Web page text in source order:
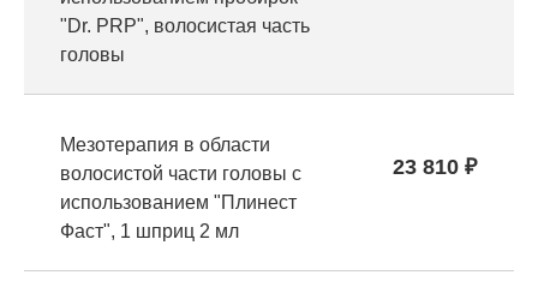
"Dr. PRP", волосистая часть
головы
Мезотерапия в области
волосистой части головы с
использованием "Плинест
Фаст", 1 шприц 2 мл
23 810 ₽